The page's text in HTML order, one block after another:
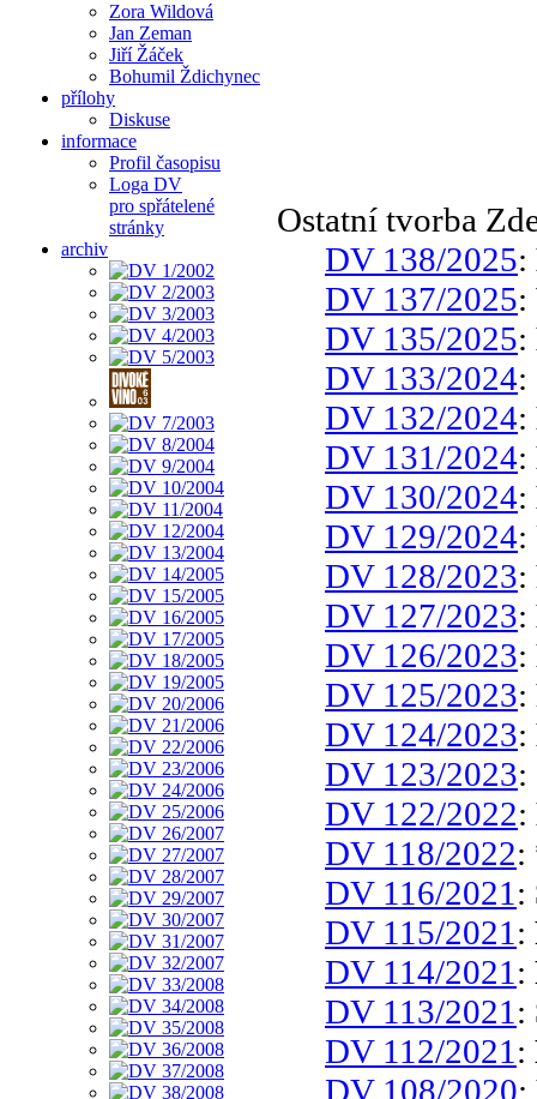
Zora Wildová
Jan Zeman
Jiří Žáček
Bohumil Ždichynec
přílohy
Diskuse
informace
Profil časopisu
Loga DV
pro spřátelené
stránky
archiv
Ostatní tvorba
DV 138/2025:
DV 137/2025:
DV 135/2025:
DV 133/2024:
DV 132/2024:
DV 131/2024:
DV 130/2024:
DV 129/2024:
DV 128/2023:
DV 127/2023:
DV 126/2023:
DV 125/2023:
DV 124/2023:
DV 123/2023:
DV 122/2022:
DV 118/2022:
DV 116/2021 :
DV 115/2021 :
DV 114/2021 :
DV 113/2021 :
DV 112/2021 :
DV 108/2020: